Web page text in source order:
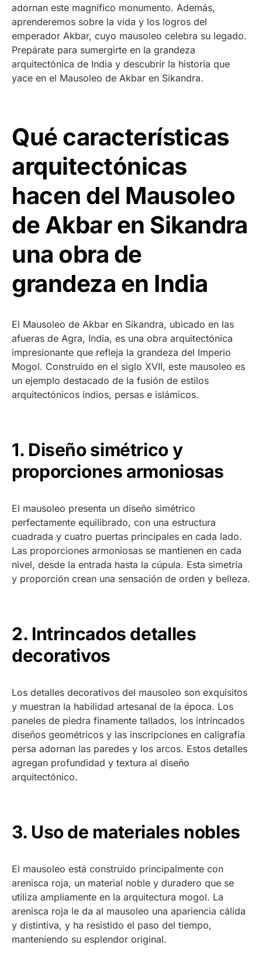
adornan este magnífico monumento. Además,
aprenderemos sobre la vida y los logros del
emperador Akbar, cuyo mausoleo celebra su legado.
Prepárate para sumergirte en la grandeza
arquitectónica de India y descubrir la historia que
yace en el Mausoleo de Akbar en Sikandra.
Qué características
arquitectónicas
hacen del Mausoleo
de Akbar en Sikandra
una obra de
grandeza en India
El Mausoleo de Akbar en Sikandra, ubicado en las
afueras de Agra, India, es una obra arquitectónica
impresionante que refleja la grandeza del Imperio
Mogol. Construido en el siglo XVII, este mausoleo es
un ejemplo destacado de la fusión de estilos
arquitectónicos indios, persas e islámicos.
1. Diseño simétrico y
proporciones armoniosas
El mausoleo presenta un diseño simétrico
perfectamente equilibrado, con una estructura
cuadrada y cuatro puertas principales en cada lado.
Las proporciones armoniosas se mantienen en cada
nivel, desde la entrada hasta la cúpula. Esta simetría
y proporción crean una sensación de orden y belleza.
2. Intrincados detalles
decorativos
Los detalles decorativos del mausoleo son exquisitos
y muestran la habilidad artesanal de la época. Los
paneles de piedra finamente tallados, los intrincados
diseños geométricos y las inscripciones en caligrafía
persa adornan las paredes y los arcos. Estos detalles
agregan profundidad y textura al diseño
arquitectónico.
3. Uso de materiales nobles
El mausoleo está construido principalmente con
arenisca roja, un material noble y duradero que se
utiliza ampliamente en la arquitectura mogol. La
arenisca roja le da al mausoleo una apariencia cálida
y distintiva, y ha resistido el paso del tiempo,
manteniendo su esplendor original.